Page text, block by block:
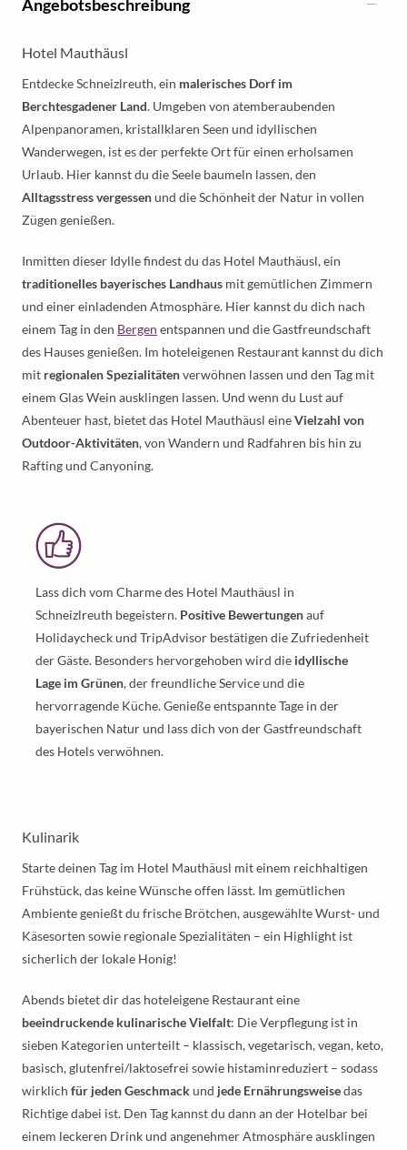
Angebotsbeschreibung
Hotel Mauthäusl
Entdecke Schneizlreuth, ein malerisches Dorf im
Berchtesgadener Land. Umgeben von atemberaubenden
Alpenpanoramen, kristallklaren Seen und idyllischen
Wanderwegen, ist es der perfekte Ort für einen erholsamen
Urlaub. Hier kannst du die Seele baumeln lassen, den
Alltagsstress vergessenund die Schönheit der Natur in vollen
Zügen genießen.
Inmitten dieser Idylle findest du das Hotel Mauthäusl, ein
traditionelles bayerisches Landhaus mit gemütlichen Zimmern
und einer einladenden Atmosphäre. Hier kannst du dich nach
einem Tag in den Bergen entspannen und die Gastfreundschaft
des Hauses genießen. Im hoteleigenen Restaurant kannst du dich
mit regionalen Spezialitätenverwöhnen lassen und den Tag mit
einem Glas Wein ausklingen lassen. Und wenn du Lust auf
Abenteuer hast, bietet das Hotel Mauthäusl eineVielzahl von
Outdoor-Aktivitäten, von Wandern und Radfahren bis hin zu
Rafting und Canyoning.
Lass dich vom Charme des Hotel Mauthäusl in
Schneizlreuth begeistern. Positive Bewertungenauf
Holidaycheck und TripAdvisor bestätigen die Zufriedenheit
der Gäste. Besonders hervorgehoben wird die idyllische
Lage im Grünen, der freundliche Service und die
hervorragende Küche. Genieße entspannte Tage in der
bayerischen Natur und lass dich von der Gastfreundschaft
des Hotels verwöhnen.
Kulinarik
Starte deinen Tag im Hotel Mauthäusl mit einem reichhaltigen
Frühstück, das keine Wünsche offen lässt. Im gemütlichen
Ambiente genießt du frische Brötchen, ausgewählte Wurst- und
Käsesorten sowie regionale Spezialitäten – ein Highlight ist
sicherlich der lokale Honig!
Abends bietet dir das hoteleigene Restaurant eine
beeindruckende kulinarische Vielfalt: Die Verpflegung ist in
sieben Kategorien unterteilt – klassisch, vegetarisch, vegan, keto,
basisch, glutenfrei/laktosefrei sowie histaminreduziert – sodass
wirklich für jeden Geschmackund jede Ernährungsweisedas
Richtige dabei ist. Den Tag kannst du dann an der Hotelbar bei
einem leckeren Drink und angenehmer Atmosphäre ausklingen